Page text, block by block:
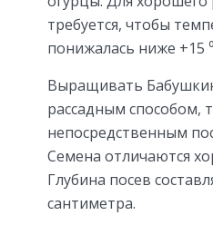
требуется, чтобы
понижалась ниже +15
Выращивать
рассадным способом,
непосредственным
Семена отличаются
Глубина посев
сантиметра.